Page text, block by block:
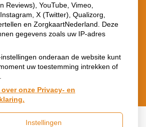
Reviews), YouTube, Vimeo,
X (Twitter), Qualizorg,
en ZorgkaartNederland. Deze
gegevens zoals uw IP-adres
onderaan de website kunt
uw toestemming intrekken of
over onze Privacy- en
Instellingen